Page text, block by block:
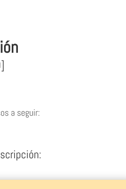
a seguir: